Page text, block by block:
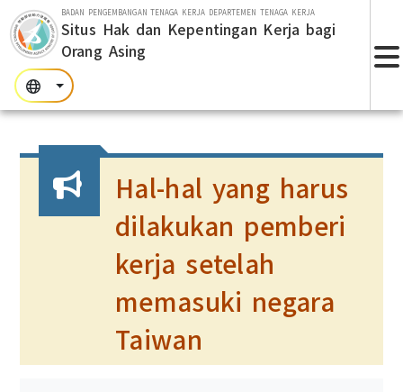
Lompat ke bagian utama
BADAN PENGEMBANGAN TENAGA KERJA DEPARTEMEN TENAGA KERJA
Situs Hak dan Kepentingan Kerja bagi
Orang Asing
:::
:::
Hal-hal yang harus
dilakukan pemberi
kerja setelah
memasuki negara
Taiwan